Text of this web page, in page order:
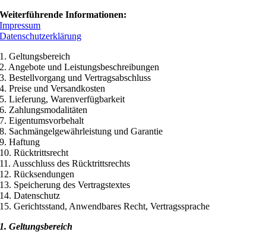
Weiterführende Informationen:
Impressum
Datenschutzerklärung
1. Geltungsbereich
2. Angebote und Leistungsbeschreibungen
3. Bestellvorgang und Vertragsabschluss
4. Preise und Versandkosten
5. Lieferung, Warenverfügbarkeit
6. Zahlungsmodalitäten
7. Eigentumsvorbehalt
8. Sachmängelgewährleistung und Garantie
9. Haftung
10. Rücktrittsrecht
11. Ausschluss des Rücktrittsrechts
12. Rücksendungen
13. Speicherung des Vertragstextes
14. Datenschutz
15. Gerichtsstand, Anwendbares Recht, Vertragssprache
1. Geltungsbereich